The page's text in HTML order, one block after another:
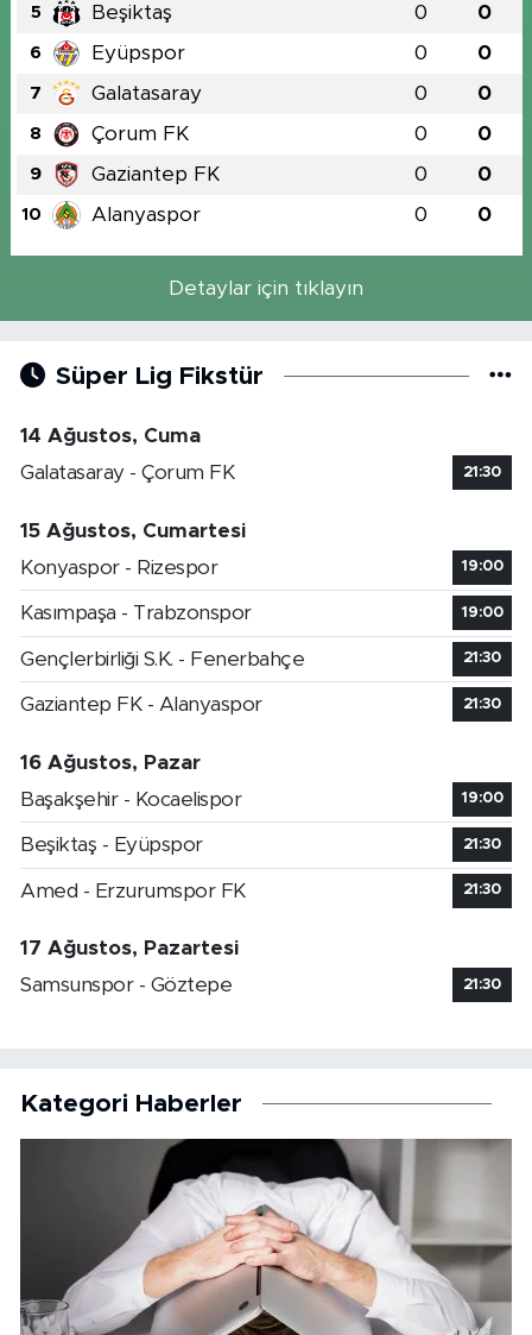
5 Beşiktaş 0 0
6 Eyüpspor 0 0
7 Galatasaray 0 0
8 Çorum FK 0 0
9 Gaziantep FK 0 0
10 Alanyaspor 0 0
Detaylar için tıklayın
Süper Lig Fikstür
14 Ağustos, Cuma
Galatasaray - Çorum FK
21:30
15 Ağustos, Cumartesi
Konyaspor - Rizespor
19:00
Kasımpaşa - Trabzonspor 19:00
Gençlerbirliği S.K. - Fenerbahçe 21:30
Gaziantep FK - Alanyaspor 21:30
16 Ağustos, Pazar
Başakşehir - Kocaelispor
19:00
Beşiktaş - Eyüpspor 21:30
Amed - Erzurumspor FK 21:30
17 Ağustos, Pazartesi
Samsunspor - Göztepe
21:30
Kategori Haberler